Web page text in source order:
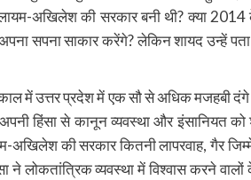
अखिलेश की सरकार बनी थी? क्या
अपना सपना साकार करेंगे? लेकिन शायद उन्हें
में उत्तर प्रदेश में एक सौ से अधिक मजहबी
हिंसा से कानून व्यवस्था और इंसानियत
की सरकार कितनी लापरवाह, गैर
लोकतांत्रिक व्यवस्था में विश्वास करने वालों के